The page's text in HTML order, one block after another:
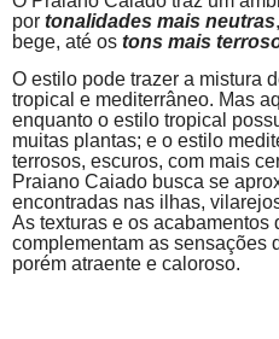
por tonalidades mais neutras
bege, até os tons mais
O estilo pode trazer a mistura
tropical e mediterrâneo. Mas
enquanto o estilo tropical
muitas plantas; e o estilo
terrosos, escuros, com mais
Praiano Caiado busca se
encontradas nas ilhas,
As texturas e os acabamentos
complementam as sensações
porém atraente e caloroso.